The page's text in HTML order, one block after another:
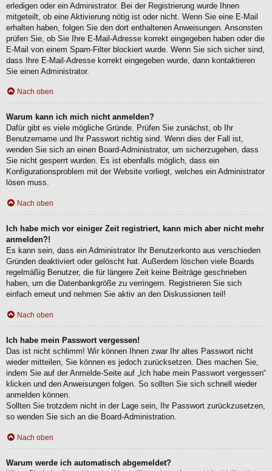
erledigen oder ein Administrator. Bei der Registrierung wurde Ihnen
mitgeteilt, ob eine Aktivierung nötig ist oder nicht. Wenn Sie eine E-Mail
erhalten haben, folgen Sie den dort enthaltenen Anweisungen. Ansonsten
prüfen Sie, ob Sie Ihre E-Mail-Adresse korrekt eingegeben haben oder die
E-Mail von einem Spam-Filter blockiert wurde. Wenn Sie sich sicher sind,
dass Ihre E-Mail-Adresse korrekt eingegeben wurde, dann kontaktieren
Sie einen Administrator.
Nach oben
Warum kann ich mich nicht anmelden?
Dafür gibt es viele mögliche Gründe. Prüfen Sie zunächst, ob Ihr
Benutzername und Ihr Passwort richtig sind. Wenn dies der Fall ist,
wenden Sie sich an einen Board-Administrator, um sicherzugehen, dass
Sie nicht gesperrt wurden. Es ist ebenfalls möglich, dass ein
Konfigurationsproblem mit der Website vorliegt, welches ein Administrator
lösen muss.
Nach oben
Ich habe mich vor einiger Zeit registriert, kann mich aber nicht mehr
anmelden?!
Es kann sein, dass ein Administrator Ihr Benutzerkonto aus verschieden
Gründen deaktiviert oder gelöscht hat. Außerdem löschen viele Boards
regelmäßig Benutzer, die für längere Zeit keine Beiträge geschrieben
haben, um die Datenbankgröße zu verringern. Registrieren Sie sich
einfach erneut und nehmen Sie aktiv an den Diskussionen teil!
Nach oben
Ich habe mein Passwort vergessen!
Das ist nicht schlimm! Wir können Ihnen zwar Ihr altes Passwort nicht
wieder mitteilen, Sie können es jedoch zurücksetzen. Dies machen Sie,
indem Sie auf der Anmelde-Seite auf „Ich habe mein Passwort vergessen“
klicken und den Anweisungen folgen. So sollten Sie sich schnell wieder
anmelden können.
Sollten Sie trotzdem nicht in der Lage sein, Ihr Passwort zurückzusetzen,
so wenden Sie sich an die Board-Administration.
Nach oben
Warum werde ich automatisch abgemeldet?